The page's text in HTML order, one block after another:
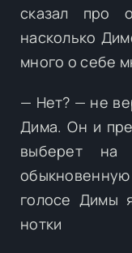
сказал про
насколько
много о себе
— Нет? — не
Дима. Он и
выберет на
голосе Димы
нотки